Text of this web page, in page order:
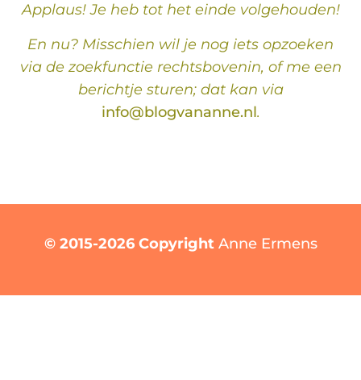
Applaus! Je heb tot het einde volgehouden!
En nu? Misschien wil je nog iets opzoeken
via de zoekfunctie rechtsbovenin, of me een
berichtje sturen; dat kan via
info@blogvananne.nl.
© 2015-2026 Copyright Anne Ermens